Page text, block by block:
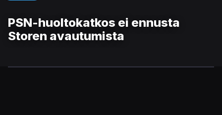
PSN-huoltokatkos ei ennusta
Storen avautumista